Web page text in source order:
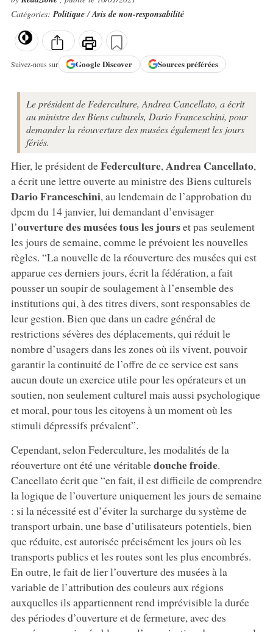
Catégories:Politique/Avis de non-responsabilité
Suivez-nous sur GoogleDiscover Sources préférées
Le président de Federculture, Andrea Cancellato, a écrit
au ministre des Biens culturels, Dario Franceschini, pour
demander la réouverture des musées également les jours
fériés.
Hier, le président deFederculture, Andrea Cancellato,
a écrit une lettre ouverte au ministre des Biens culturels
Dario Franceschini, au lendemain de l’approbation du
dpcm du 14 janvier, lui demandant d’envisager
l’ouverture des musées tous les jourset pas seulement
les jours de semaine, comme le prévoient les nouvelles
règles. “La nouvelle de la réouverture des musées qui est
apparue ces derniers jours, écrit la fédération, a fait
pousser un soupir de soulagement à l’ensemble des
institutions qui, à des titres divers, sont responsables de
leur gestion. Bien que dans un cadre général de
restrictions sévères des déplacements, qui réduit le
nombre d’usagers dans les zones où ils vivent, pouvoir
garantir la continuité de l’offre de ce service est sans
aucun doute un exercice utile pour les opérateurs et un
soutien, non seulement culturel mais aussi psychologique
et moral, pour tous les citoyens à un moment où les
stimuli dépressifs prévalent”.
Cependant, selon Federculture, les modalités de la
réouverture ont été une véritabledouche froide.
Cancellato écrit que “en fait, il est difficile de comprendre
la logique de l’ouverture uniquement les jours de semaine
: si la nécessité est d’éviter la surcharge du système de
transport urbain, une base d’utilisateurs potentiels, bien
que réduite, est autorisée précisément les jours où les
transports publics et les routes sont les plus encombrés.
En outre, le fait de lier l’ouverture des musées à la
variable de l’attribution des couleurs aux régions
auxquelles ils appartiennent rend imprévisible la durée
des périodes d’ouverture et de fermeture, avec des